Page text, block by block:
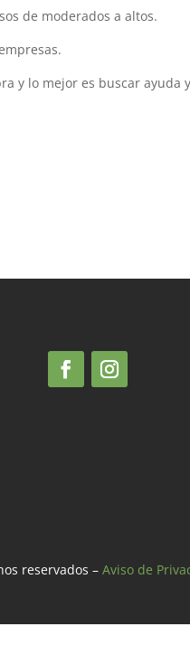
de moderados a altos.
y lo mejor es buscar ayuda
reservados – Aviso de